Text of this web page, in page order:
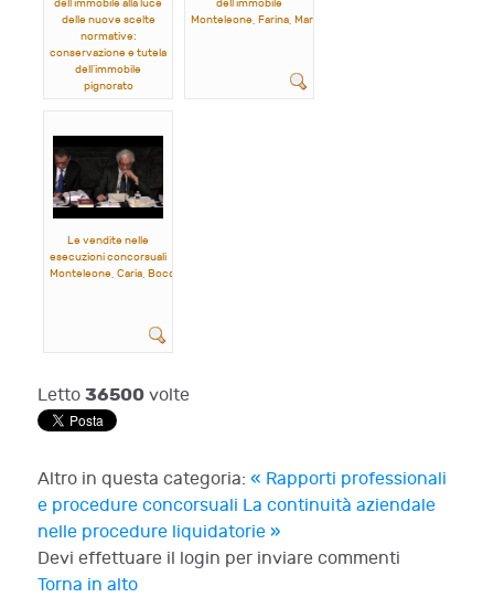
dell’immobile alla luce
delle nuove scelte
normative:
conservazione e tutela
dell’immobile
pignorato
dell’immobile
Monteleone, Farina, Martone
Le vendite nelle
esecuzioni concorsuali
Monteleone, Caria, Bocchini
Letto 36500 volte
Altro in questa categoria: « Rapporti professionali
e procedure concorsuali La continuità aziendale
nelle procedure liquidatorie »
Devi effettuare il login per inviare commenti
Torna in alto